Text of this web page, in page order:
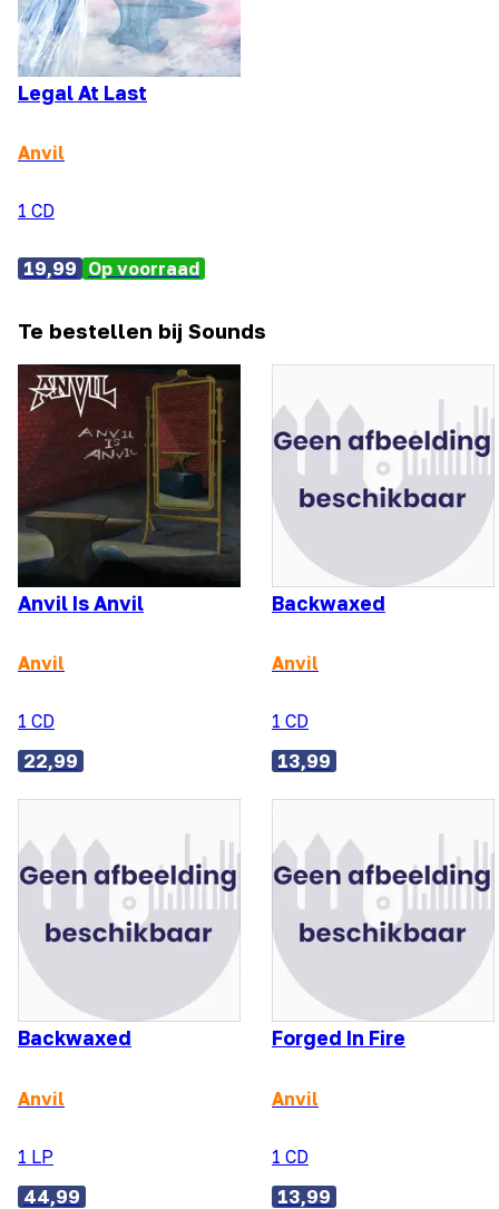
Legal At Last
Anvil
1 CD
19,99 Op voorraad
Te bestellen bij Sounds
Anvil Is Anvil
Anvil
1 CD
22,99
Backwaxed
Anvil
1 CD
13,99
Backwaxed
Anvil
1 LP
44,99
Forged In Fire
Anvil
1 CD
13,99